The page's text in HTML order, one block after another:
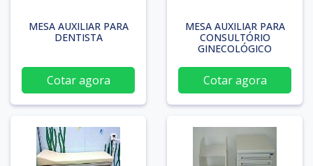
MESA AUXILIAR PARA
DENTISTA
Cotar agora
MESA AUXILIAR PARA
CONSULTÓRIO
GINECOLÓGICO
Cotar agora